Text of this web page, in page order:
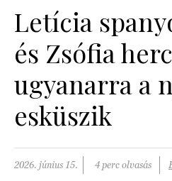
SZÉPSÉG
PSZICHÉ
PÁRKAPCSOLAT
Letícia
és Zsófia
ugyanarra a
esküszik
2026. június 15. 4 perc olvasás